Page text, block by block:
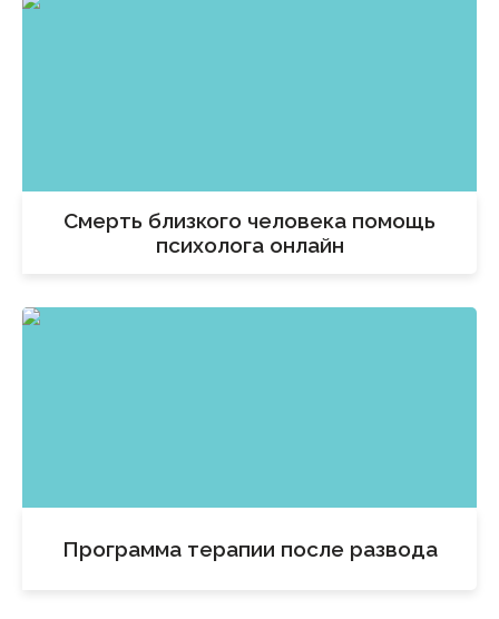
Смерть близкого человека помощь
психолога онлайн
Программа терапии после развода